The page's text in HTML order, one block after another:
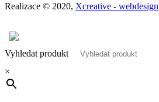
Realizace © 2020, Xcreative - webdesign
Vyhledat produkt
×